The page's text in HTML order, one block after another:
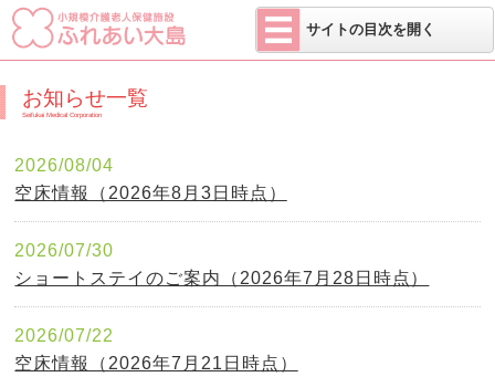
医療法人 せい
サイトの目次を開く
お知らせ一覧
Seifukai Medical Corporation
2026/08/04
空床情報（2026年8月3日時点）
2026/07/30
ショートステイのご案内（2026年7月28日時点）
2026/07/22
空床情報（2026年7月21日時点）